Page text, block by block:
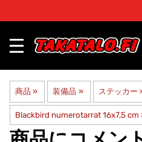
商品 ‪» 装備品 ‪» ステッカー
Blackbird numerotarrat 16x7,5 cm